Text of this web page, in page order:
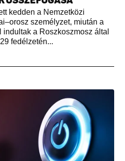
kedden a Nemzetközi
személyzet, miután a
a Roszkoszmosz által
fedélzetén...